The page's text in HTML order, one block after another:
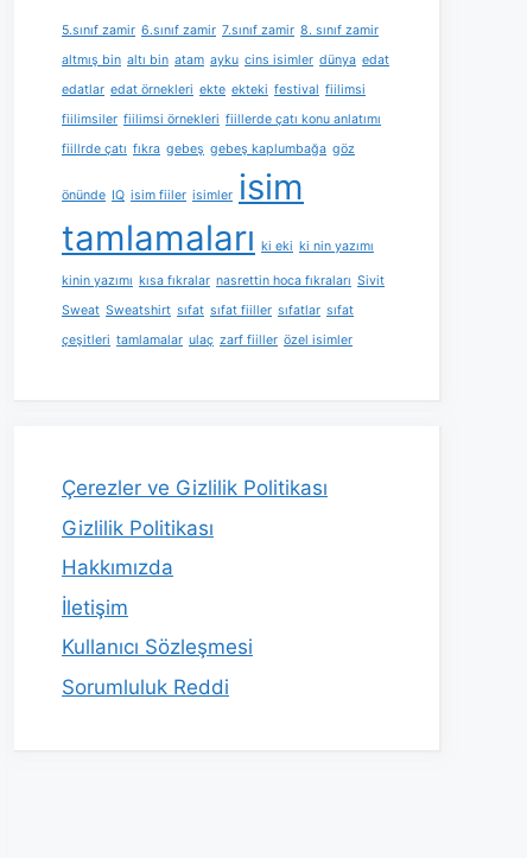
5.sınıf zamir 6.sınıf zamir 7.sınıf zamir 8. sınıf zamir
altmış bin altı bin atam ayku cins isimler dünya edat
edatlar edat örnekleri ekte ekteki festival fiilimsi
fiilimsiler fiilimsi örnekleri fiillerde çatı konu anlatımı
fiillrde çatı fıkra gebeş gebeş kaplumbağa göz
önünde IQ isim fiiler isimler isim
tamlamaları ki eki ki nin yazımı
kinin yazımı kısa fıkralar nasrettin hoca fıkraları Sivit
Sweat Sweatshirt sıfat sıfat fiiller sıfatlar sıfat
çeşitleri tamlamalar ulaç zarf fiiller özel isimler
Çerezler ve Gizlilik Politikası
Gizlilik Politikası
Hakkımızda
İletişim
Kullanıcı Sözleşmesi
Sorumluluk Reddi